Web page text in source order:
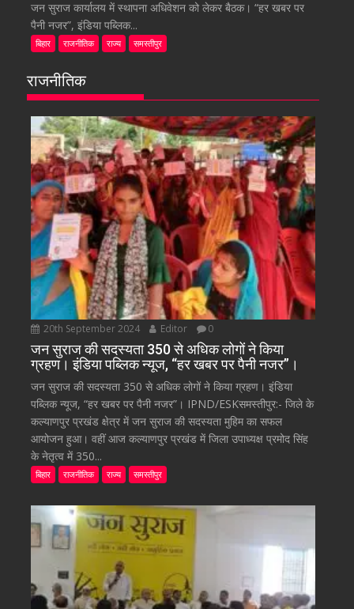
जन सुराज कार्यालय में स्थापना अधिवेशन को लेकर बैठक। “हर खबर पर
पैनी नजर”, इंडिया पब्लिक...
बिहार राजनीतिक राज्य समस्तीपुर
राजनीतिक
20th September 2024 Editor 0
जन सुराज की सदस्यता 350 से अधिक लोगों ने किया
ग्रहण। इंडिया पब्लिक न्यूज, “हर खबर पर पैनी नजर”।
जन सुराज की सदस्यता 350 से अधिक लोगों ने किया ग्रहण। इंडिया
पब्लिक न्यूज, “हर खबर पर पैनी नजर”। IPND/ESKसमस्तीपुर:- जिले के
कल्याणपुर प्रखंड क्षेत्र में जन सुराज की सदस्यता मुहिम का सफल
आयोजन हुआ। वहीं आज कल्याणपुर प्रखंड में जिला उपाध्यक्ष प्रमोद सिंह
के नेतृत्व में 350...
बिहार राजनीतिक राज्य समस्तीपुर